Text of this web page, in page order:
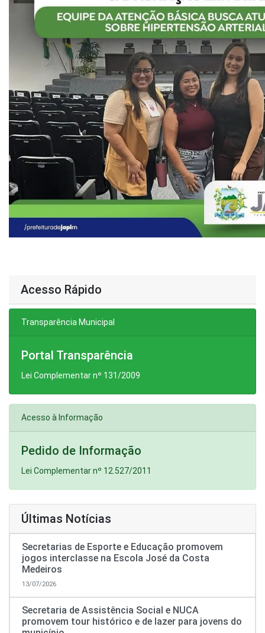
Acesso Rápido
Transparência Municipal
Portal Transparência
Lei Complementar nº 131/2009
Acesso à Informação
Pedido de Informação
Lei Complementar nº 12.527/2011
Últimas Notícias
Secretarias de Esporte e Educação promovem
jogos interclasse na Escola José da Costa
Medeiros
13/07/2026
Secretaria de Assistência Social e NUCA
promovem tour histórico e de lazer para jovens do